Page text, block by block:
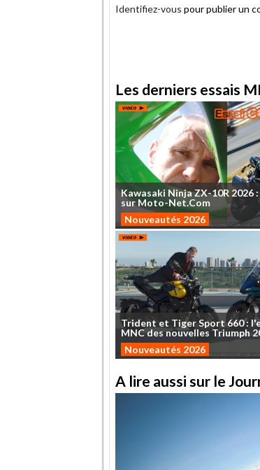
Identifiez-vous pour publier un
Les derniers essais
Kawasaki NinjaZX-10R 2026 :
sur Moto-Net.Com
Nouveautés 2026
Trident et TigerSport 660:
MNCdesnouvelles Triumph
Nouveautés 2026
A lire aussi sur le